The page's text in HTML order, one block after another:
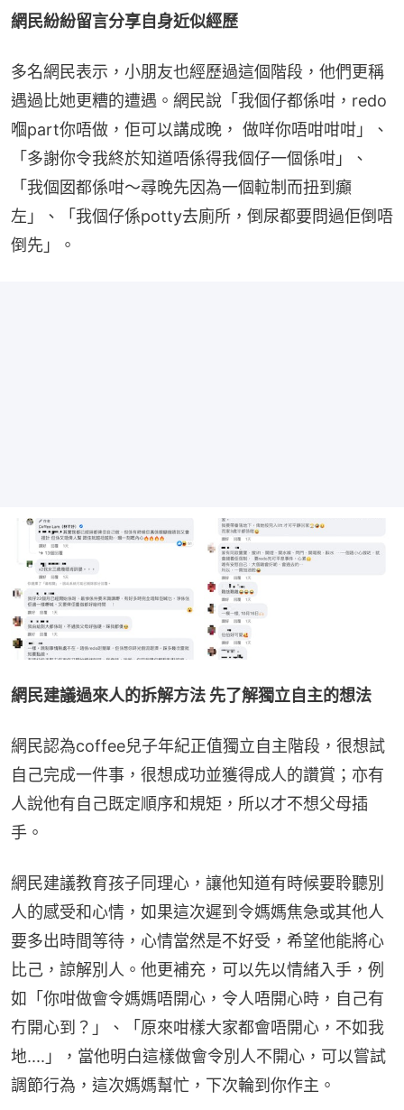
網民紛紛留言分享自身近似經歷
多名網民表示，小朋友也經歷過這個階段，他們更稱
遇過比她更糟的遭遇。網民說「我個仔都係咁，redo
嗰part你唔做，佢可以講成晚， 做咩你唔咁咁咁」、
「多謝你令我終於知道唔係得我個仔一個係咁」、
「我個囡都係咁～尋晚先因為一個𨋢制而扭到癲
左」、「我個仔係potty去廁所，倒尿都要問過佢倒唔
倒先」。
網民建議過來人的拆解方法 先了解獨立自主的想法
網民認為coffee兒子年紀正值獨立自主階段，很想試
自己完成一件事，很想成功並獲得成人的讚賞；亦有
人說他有自己既定順序和規矩，所以才不想父母插
手。
網民建議教育孩子同理心，讓他知道有時候要聆聽別
人的感受和心情，如果這次遲到令媽媽焦急或其他人
要多出時間等待，心情當然是不好受，希望他能將心
比己，諒解別人。他更補充，可以先以情緒入手，例
如「你咁做會令媽媽唔開心，令人唔開心時，自己有
冇開心到？」、「原來咁樣大家都會唔開心，不如我
地....」，當他明白這樣做會令別人不開心，可以嘗試
調節行為，這次媽媽幫忙，下次輪到你作主。